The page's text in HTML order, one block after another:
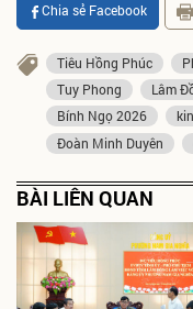
Chia sẻ Facebook
Tiêu Hồng Phúc
Tuy Phong
Lâm
Bính Ngọ 2026
Đoàn Minh Duyên
BÀI LIÊN QUAN